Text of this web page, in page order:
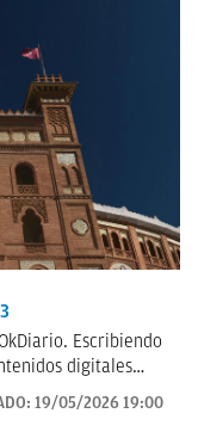
Escribiendo
digitales
19/05/2026 19:00